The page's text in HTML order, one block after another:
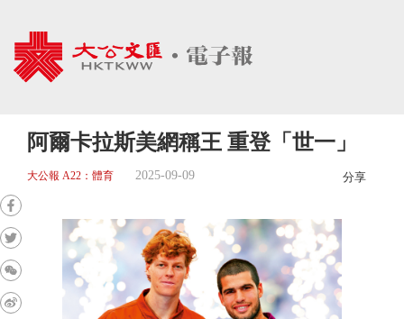
阿爾卡拉斯美網稱王 重登「世一」
大公報 A22：體育 2025-09-09 分享